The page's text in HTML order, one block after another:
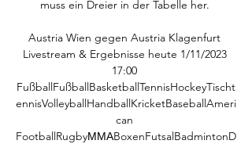
muss ein Dreier in der Tabelle her.
Austria Wien gegen Austria Klagenfurt
Livestream & Ergebnisse heute 1/11/2023
17:00
FußballFußballBasketballTennisHockeyTischt
ennisVolleyballHandballKricketBaseballAmeri
can
FootballRugbyММАBoxenFutsalBadmintonD